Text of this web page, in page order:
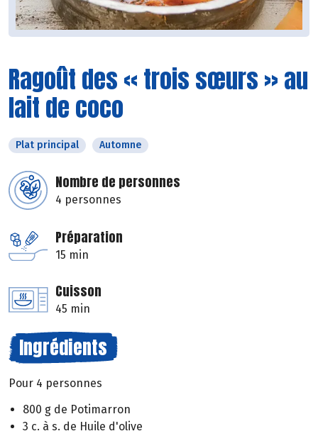
Ragoût des « trois sœurs » au
lait de coco
Plat principal Automne
Nombre de personnes
4 personnes
Préparation
15 min
Cuisson
45 min
Ingrédients
Pour 4 personnes
800 g de Potimarron
3 c. à s. de Huile d'olive